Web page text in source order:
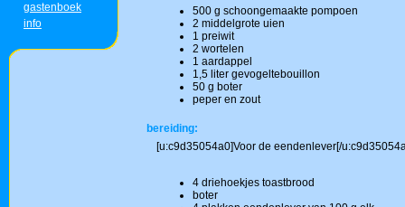
gastenboek
info
500 g schoongemaakte pompoen
2 middelgrote uien
1 preiwit
2 wortelen
1 aardappel
1,5 liter gevogeltebouillon
50 g boter
peper en zout
bereiding:
[u:c9d35054a0]Voor de eendenlever[/
4 driehoekjes toastbrood
boter